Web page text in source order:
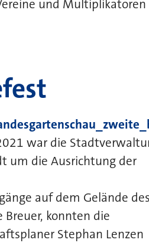
und Multiplikatoren
war die
um die Ausrichtung der
auf dem Gelände des
Breuer, konnten die
Stephan Lenzen